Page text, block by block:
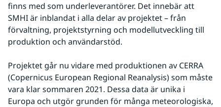
finns med som underleverantörer. Det innebär att
SMHI är inblandat i alla delar av projektet – från
förvaltning, projektstyrning och modellutveckling till
produktion och användarstöd.
Projektet går nu vidare med produktionen av CERRA
(Copernicus European Regional Reanalysis) som måste
vara klar sommaren 2021. Dessa data är unika i
Europa och utgör grunden för många meteorologiska,